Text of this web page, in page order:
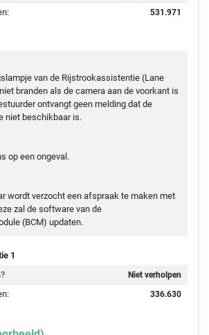
531.971
van de Rijstrookassistentie (Lane
branden als de camera aan de voorkant is
ontvangt geen melding dat de
niet beschikbaar is.
op een ongeval.
wordt verzocht een afspraak te maken met
zal de software van de
(BCM) updaten.
1
Niet verholpen
336.630